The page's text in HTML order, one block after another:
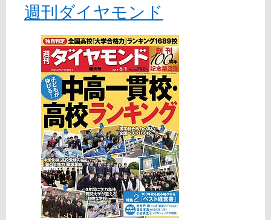
週刊ダイヤモンド